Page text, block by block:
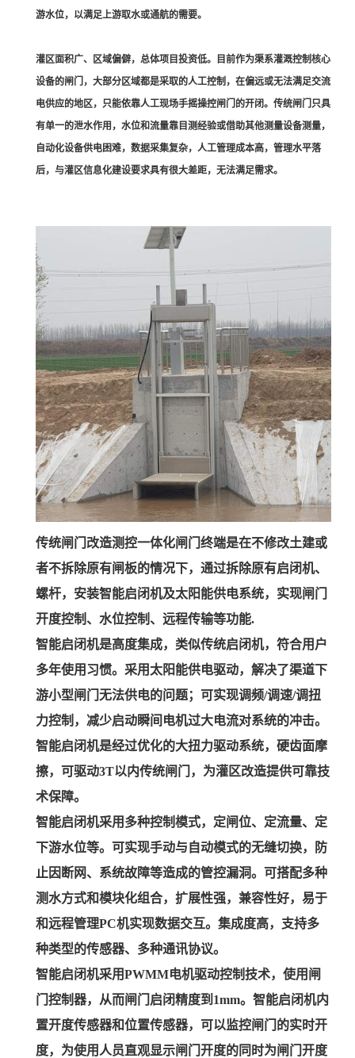
游水位，以满足上游取水或通航的需要。
灌区面积广、区域偏僻，总体项目投资低。目前作为渠系灌溉控制核心
设备的闸门，大部分区域都是采取的人工控制，在偏远或无法满足交流
电供应的地区，只能依靠人工现场手摇操控闸门的开闭。传统闸门只具
有单一的泄水作用，水位和流量靠目测经验或借助其他测量设备测量，
自动化设备供电困难，数据采集复杂，人工管理成本高，管理水平落
后，与灌区信息化建设要求具有很大差距，无法满足需求。
传统闸门改造测控一体化闸门终端是在不修改土建或
者不拆除原有闸板的情况下，通过拆除原有启闭机、
螺杆，安装智能启闭机及太阳能供电系统，实现闸门
开度控制、水位控制、远程传输等功能.
智能启闭机是高度集成，类似传统启闭机，符合用户
多年使用习惯。采用太阳能供电驱动，解决了渠道下
游小型闸门无法供电的问题；可实现调频/调速/调扭
力控制，减少启动瞬间电机过大电流对系统的冲击。
智能启闭机是经过优化的大扭力驱动系统，硬齿面摩
擦，可驱动3T以内传统闸门，为灌区改造提供可靠技
术保障。
智能启闭机采用多种控制模式，定闸位、定流量、定
下游水位等。可实现手动与自动模式的无缝切换，防
止因断网、系统故障等造成的管控漏洞。可搭配多种
测水方式和模块化组合，扩展性强，兼容性好，易于
和远程管理PC机实现数据交互。集成度高，支持多
种类型的传感器、多种通讯协议。
智能启闭机采用PWMM电机驱动控制技术，使用闸
门控制器，从而闸门启闭精度到1mm。智能启闭机内
置开度传感器和位置传感器，可以监控闸门的实时开
度，为使用人员直观显示闸门开度的同时为闸门开度